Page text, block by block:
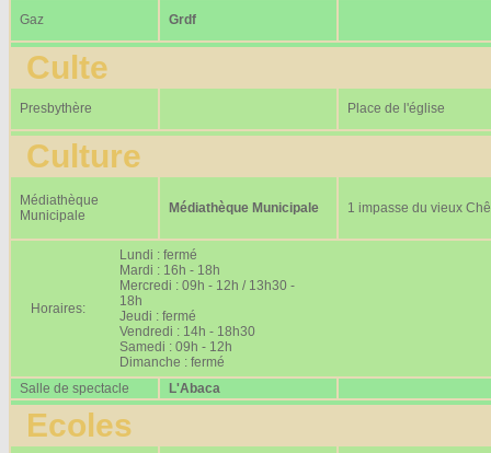
Gaz Grdf
Culte
Presbythère Place de l'église
Culture
Médiathèque
Municipale
Médiathèque Municipale 1 impasse du vieux
Horaires:
Lundi : fermé
Mardi : 16h - 18h
Mercredi : 09h - 12h / 13h30 -
18h
Jeudi : fermé
Vendredi : 14h - 18h30
Samedi : 09h - 12h
Dimanche : fermé
Salle de spectacle
L'Abaca
Ecoles